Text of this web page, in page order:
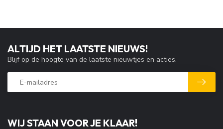
WIJ STAAN VOOR JE KLAAR!
ALTIJD HET LAATSTE NIEUWS!
Blijf op de hoogte van de laatste nieuwtjes en acties.